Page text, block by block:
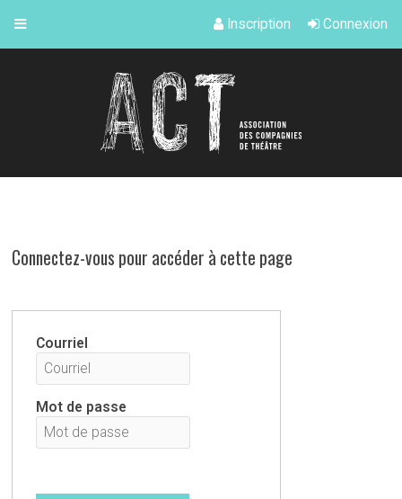
Inscription Connexion
Connectez-vous pour accéder à cette page
Courriel
Mot de passe